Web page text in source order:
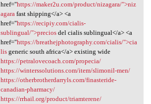
href="https://maker2u.com/product/nizagara/">niz
agara fast shipping</a> <a
href="https://recipiy.com/cialis-
sublingual/">preciosdel cialis sublingual</a> <a
href="https://breathejphotography.com/cialis/">cia
lisgeneric south africa</a> existing wide
https://petralovecoach.com/propecia/
https://winterssolutions.com/item/slimonil-men/
https://otherbrotherdarryls.com/finasteride-
canadian-pharmacy/
https://rrhail.org/product/triamterene/